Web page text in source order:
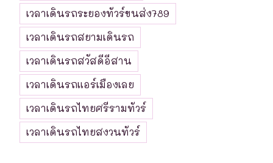
เวลาเดินรถระยองทัวร์ขนส่ง789
เวลาเดินรถสยามเดินรถ
เวลาเดินรถสวัสดีอีสาน
เวลาเดินรถแอร์เมืองเลย
เวลาเดินรถไทยศรีรามทัวร์
เวลาเดินรถไทยสงวนทัวร์